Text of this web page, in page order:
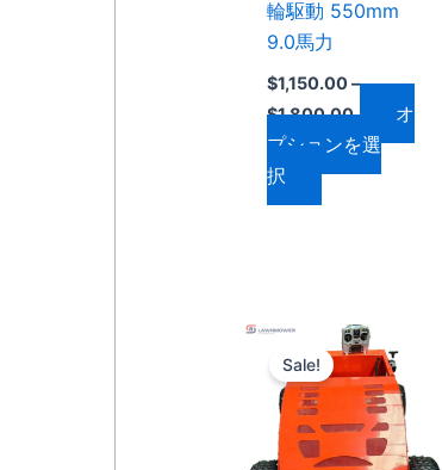
輪駆動 550mm
9.0馬力
$1,150.00–
$1,800.00
オ
プションを選
択
リ
エ
ー
シ
ョ
ン
が
す。
オ
シ
ョ
Sale!
価
格
帯:
$1,200.00
–
$1,900.00
の
品
に